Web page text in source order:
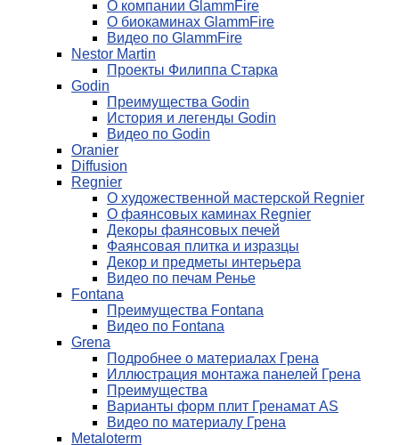
О компании GlammFire
О биокаминах GlammFire
Видео по GlammFire
Nestor Martin
Проекты Филиппа Старка
Godin
Преимущества Godin
История и легенды Godin
Видео по Godin
Oranier
Diffusion
Regnier
О художественной мастерской Regnier
О фаянсовых каминах Regnier
Декоры фаянсовых печей
Фаянсовая плитка и изразцы
Декор и предметы интерьера
Видео по печам Ренье
Fontana
Преимущества Fontana
Видео по Fontana
Grena
Подробнее о материалах Грена
Иллюстрация монтажа панелей Грена
Преимущества
Варианты форм плит Гренамат AS
Видео по материалу Грена
Metaloterm